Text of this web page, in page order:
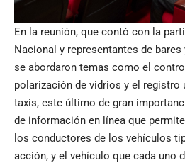
En la reunión, que contó con la
Nacional y representantes de
se abordaron temas como el
polarización de vidrios y el registro
taxis, este último de gran
de información en línea que
los conductores de los vehículos
acción, y el vehículo que cada uno